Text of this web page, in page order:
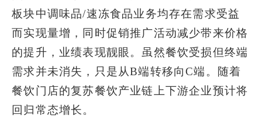
板块中调味品/速冻食品业务均存在需求受益
而实现量增，同时促销推广活动减少带来价格
的提升，业绩表现靓眼。虽然餐饮受损但终端
需求并未消失，只是从B端转移向C端。随着
餐饮门店的复苏餐饮产业链上下游企业预计将
回归常态增长。